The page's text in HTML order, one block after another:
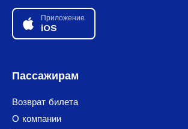
Приложение
iOS
Пассажирам
Возврат билета
О компании